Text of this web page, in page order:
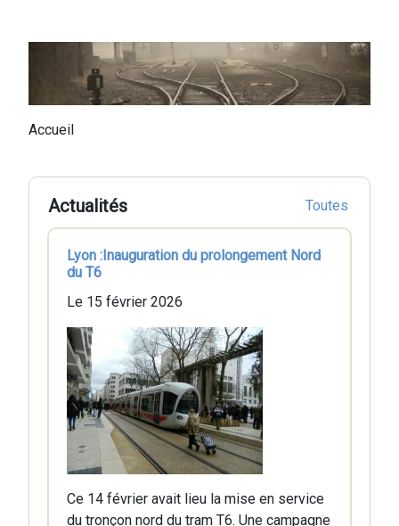
Fil
d'Ariane
Accueil
Actualités Toutes
Lyon :Inauguration du prolongement Nord
du T6
Le 15 février 2026
Ce 14 février avait lieu la mise en service
du tronçon nord du tram T6. Une campagne